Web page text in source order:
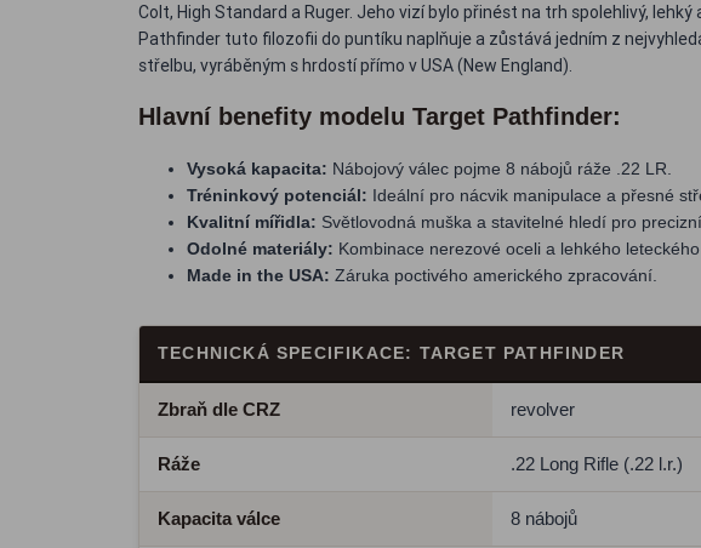
Colt, High Standard a Ruger. Jeho vizí bylo přinést na trh spolehlivý,
Pathfinder tuto filozofii do puntíku naplňuje a zůstává jedním z
střelbu, vyráběným s hrdostí přímo v USA (New England).
Hlavní benefity modelu Target Pathfinder:
Vysoká kapacita: Nábojový válec pojme 8 nábojů ráže .22 LR.
Tréninkový potenciál: Ideální pro nácvik manipulace a přesné
Kvalitní mířidla: Světlovodná muška a stavitelné hledí pro
Odolné materiály: Kombinace nerezové oceli a lehkého leteckého
Made in the USA: Záruka poctivého amerického zpracování.
TECHNICKÁ SPECIFIKACE: TARGET PATHFINDER
Zbraň dle CRZ revolver
Ráže .22 Long Rifle (.22 l.r.)
Kapacita válce 8 nábojů